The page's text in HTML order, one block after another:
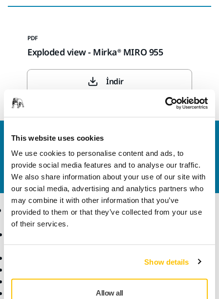
This website uses cookies
We use cookies to personalise content and ads, to
provide social media features and to analyse our traffic.
We also share information about your use of our site with
our social media, advertising and analytics partners who
may combine it with other information that you’ve
provided to them or that they’ve collected from your use
of their services.
Show details
Allow all
PDF
Exploded view - Mirka® MIRO 955
İndir
Bize Ulaşın
Daha fazla bilgi edinmek ister misiniz? Lütfen bizimle
iletişime geçinve uzman ekibimiz sorularınızı
yanıtlasın.
Ürünler
Öne Çıkanlar
Uzmanlık
Çözümler